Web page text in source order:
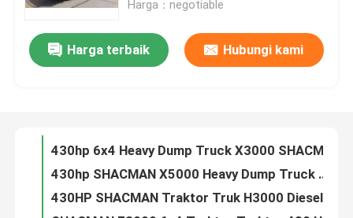
Tentang kami
Kontrol kualitas
Harga：negotiable
Harga terbaik Hubungi kami
340hp Heavy Dump Truck SHACMAN F3000 Tipper Truck Kuning 6x4 380HP 430HP
SHACMAN F3000 6x4 Traktor Traktor 430 HP EuroII Shacman kepala traktor
SHACMAN X5000 Traktor Traktor 4x2 430HP EuroV Putih